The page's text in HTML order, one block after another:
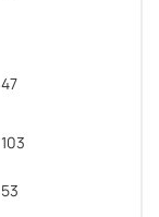
47
103
53